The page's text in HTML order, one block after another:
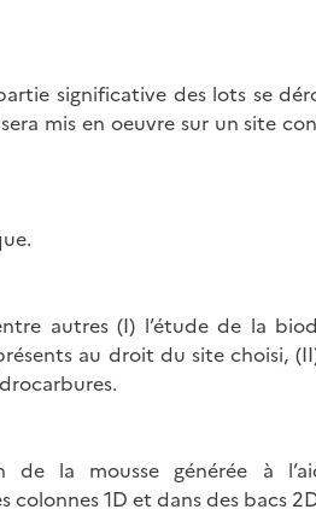
significative des lots se
mis en oeuvre sur un site
autres (I) l’étude de la
au droit du site choisi,
la mousse générée à
1D et dans des bacs